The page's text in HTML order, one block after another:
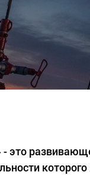
- это
которого